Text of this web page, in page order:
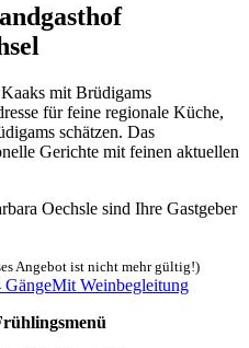
mit Brüdigams
für feine regionale Küche,
schätzen. Das
Gerichte mit feinen aktuellen
Oechsle sind Ihre Gastgeber
Angebot ist nicht mehr gültig!)
GängeMit Weinbegleitung